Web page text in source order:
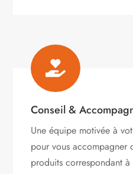

Conseil &
Une équipe motivée à
pour vous accompagner
produits correspondant à